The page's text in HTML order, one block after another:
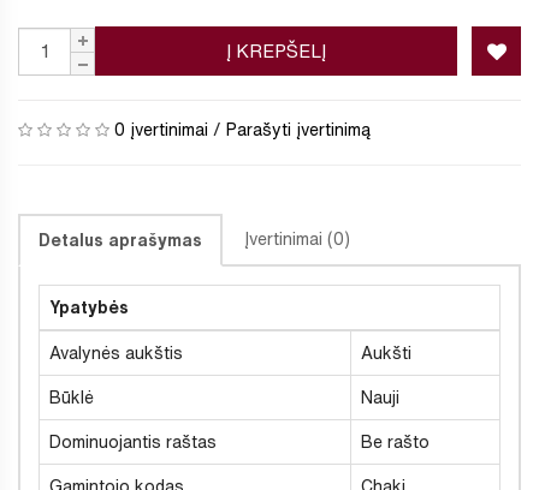
Į KREPŠELĮ
0 įvertinimai / Parašyti įvertinimą
Detalus aprašymas Įvertinimai (0)
Ypatybės
Avalynės aukštis Aukšti
Būklė Nauji
Dominuojantis raštas Be rašto
Gamintojo kodas Chaki